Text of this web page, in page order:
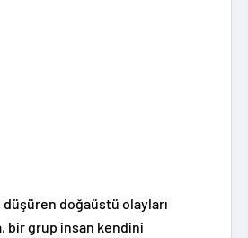
düşüren doğaüstü olayları
bir grup insan kendini